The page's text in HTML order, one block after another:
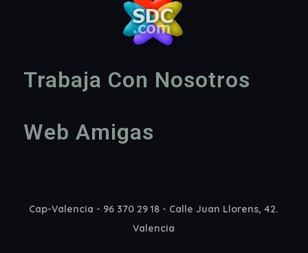
Trabaja Con Nosotros
Web Amigas
Cap-Valencia - 96 370 29 18 - Calle Juan Llorens, 42.
Valencia